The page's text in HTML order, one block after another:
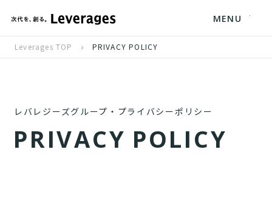
MENU
Leverages TOP PRIVACY POLICY
レバレジーズグループ・プライバシーポリシー
PRIVACY POLICY